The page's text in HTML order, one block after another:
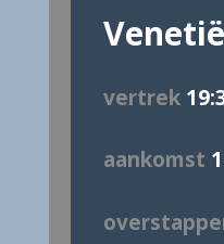
Venetië
vertrek
aankomst